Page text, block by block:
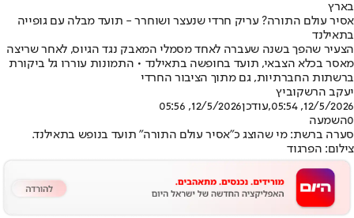
בארץ
אסיר עולם התורה? עריק חרדי שנעצר ושוחרר - תועד מבלה עם גופייה
בתאילנד
הצעיר שהפך בשנה שעברה לאחד מסמלי המאבק נגד הגיוס, לאחר שריצה
מאסר בכלא הצבאי, תועד בחופשה בתאילנד • התמונות עוררו גל ביקורת
ברשתות החברתיות, גם מתוך הציבור החרדי
יעקב הרשקוביץ
12/5/2026, 05:54
,עודכן12/5/2026, 05:56
0השמעה
סערה ברשת: מי שהוצג כ״אסיר עולם התורה״ תועד בנופש בתאילנד.
צילום: הפרגוד